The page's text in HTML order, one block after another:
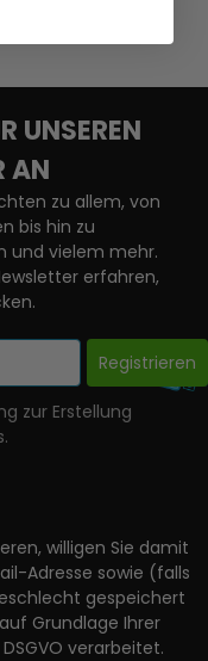
UNSEREN
AN
zu allem, von
bis hin zu
und vielem mehr.
erfahren,
Registrieren
zur Erstellung
willigen Sie damit
Adresse sowie (falls
gespeichert
Grundlage Ihrer
verarbeitet.